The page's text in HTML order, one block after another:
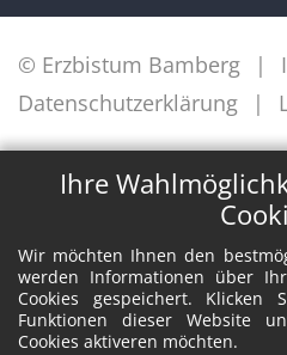
Ihre
Wir möchten Ihnen den
werden Informationen über
Cookies gespeichert. Klicken
Funktionen dieser Website
Cookies aktiveren möchten.
© Erzbistum Bamberg
Datenschutzerklärung